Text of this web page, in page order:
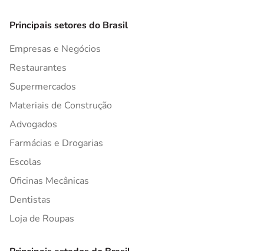
Principais setores do Brasil
Empresas e Negócios
Restaurantes
Supermercados
Materiais de Construção
Advogados
Farmácias e Drogarias
Escolas
Oficinas Mecânicas
Dentistas
Loja de Roupas